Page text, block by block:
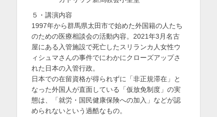
５・講演内容
1997年から群馬県太田市で始めた外国籍の人たち
のための医療相談会の活動内容。2021年3月名古
屋にある入管施設で死亡したスリランカ人女性ウ
ィシュマさんの事件でにわかにクローズアップさ
れた日本の入管行政。
日本での在留資格が得られずに「非正規滞在」と
なった外国人が直面している「仮放免制度」の実
態は、「就労・国民健康保険への加入」などが認
められないという過酷なもの。